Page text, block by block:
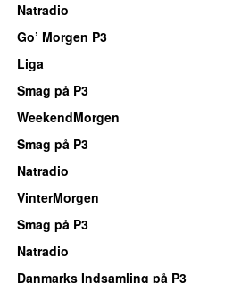
Natradio
Go’ Morgen P3
Liga
Smag på P3
WeekendMorgen
Smag på P3
Natradio
VinterMorgen
Smag på P3
Natradio
Danmarks Indsamling på P3